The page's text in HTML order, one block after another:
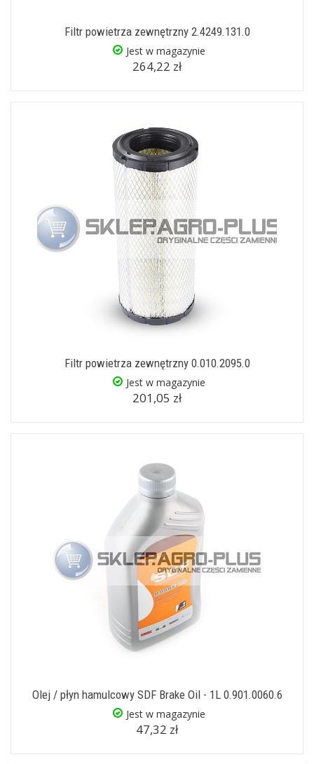
Filtr powietrza zewnętrzny 2.4249.131.0
Jest w magazynie
264,22 zł
Filtr powietrza zewnętrzny 0.010.2095.0
Jest w magazynie
201,05 zł
Olej / płyn hamulcowy SDF Brake Oil - 1L 0.901.0060.6
Jest w magazynie
47,32 zł